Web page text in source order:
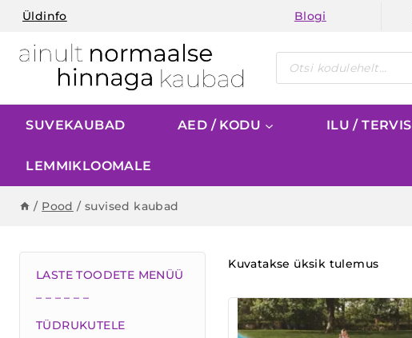
Skip
content
Üldinfo Blogi
Products
search
SUVEKAUBAD AED / KODU ILU / TERVIS
LEMMIKLOOMALE
/ Pood / suvised kaubad
Kuvatakse üksik tulemus
LASTE TOODETE MENÜÜ
– – – – – –
TÜDRUKUTELE